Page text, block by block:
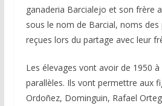
ganaderia Barcialejo et son frère
sous le nom de Barcial, noms des
reçues lors du partage avec leur
Les élevages vont avoir de 1950
parallèles. Ils vont permettre aux
Ordoñez, Dominguin, Rafael